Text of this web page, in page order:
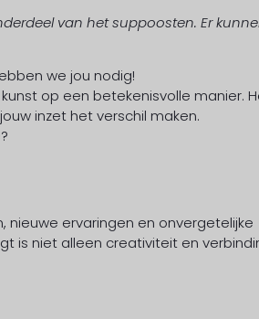
van het suppoosten. Er
we jou nodig!
op een betekenisvolle manier.
inzet het verschil maken.
nieuwe ervaringen en onvergetelijke
is niet alleen creativiteit en